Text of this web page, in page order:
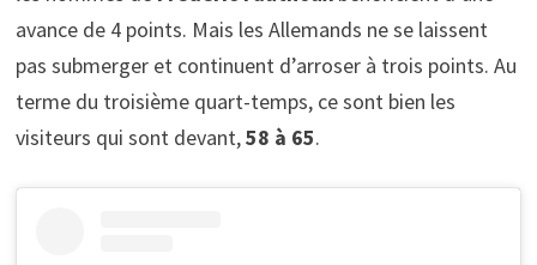
avance de 4 points. Mais les Allemands ne se laissent
pas submerger et continuent d’arroser à trois points. Au
terme du troisième quart-temps, ce sont bien les
visiteurs qui sont devant,58 à 65.